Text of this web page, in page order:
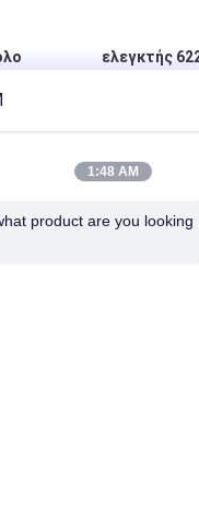
-
ελεγκτής
1:48 AM
product are you looking